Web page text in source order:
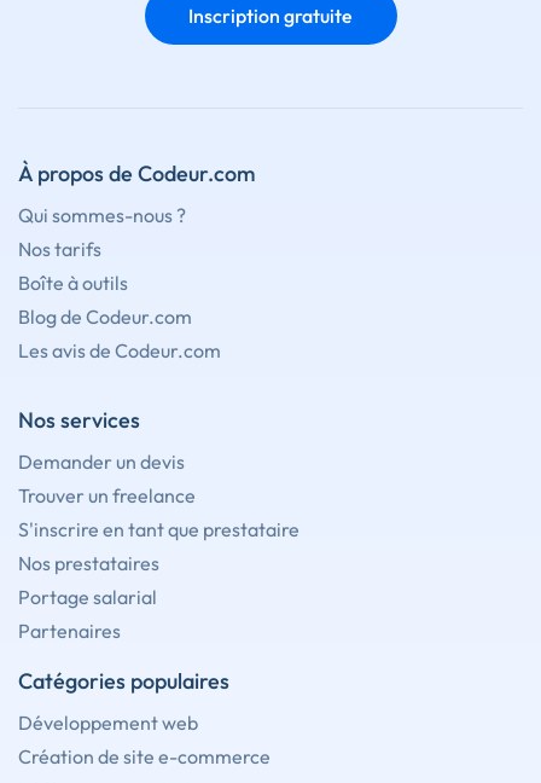
Inscription gratuite
À propos de Codeur.com
Qui sommes-nous ?
Nos tarifs
Boîte à outils
Blog de Codeur.com
Les avis de Codeur.com
Nos services
Demander un devis
Trouver un freelance
S'inscrire en tant que prestataire
Nos prestataires
Portage salarial
Partenaires
Catégories populaires
Développement web
Création de site e-commerce